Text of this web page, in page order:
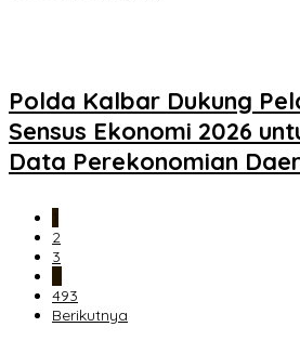
Polda Kalbar Dukung
Sensus Ekonomi 2026
Data Perekonomian
2
3
493
Berikutnya